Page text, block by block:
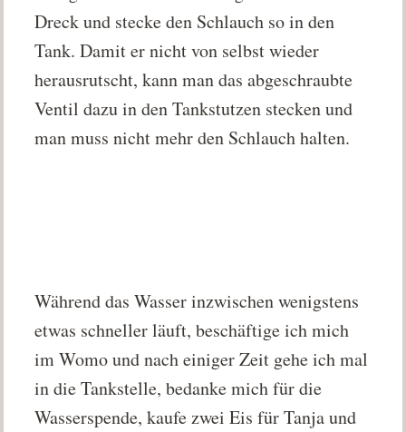
Dreck und stecke den Schlauch so in den
Tank. Damit er nicht von selbst wieder
herausrutscht, kann man das abgeschraubte
Ventil dazu in den Tankstutzen stecken und
man muss nicht mehr den Schlauch halten.
Während das Wasser inzwischen wenigstens
etwas schneller läuft, beschäftige ich mich
im Womo und nach einiger Zeit gehe ich mal
in die Tankstelle, bedanke mich für die
Wasserspende, kaufe zwei Eis für Tanja und